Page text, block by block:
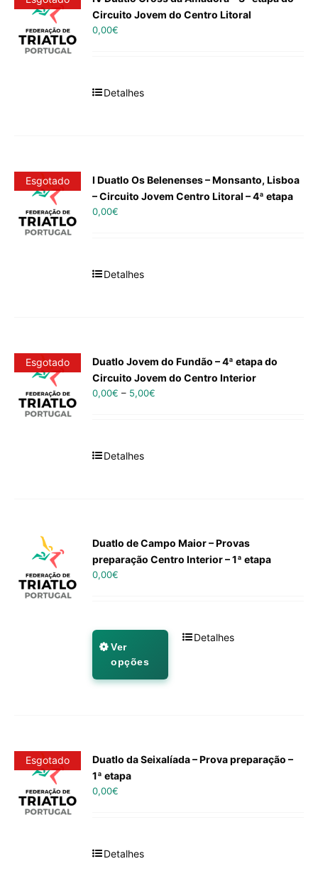
Circuito Jovem do Centro Litoral
0,00€
Detalhes
Esgotado
I Duatlo Os Belenenses – Monsanto, Lisboa
– Circuito Jovem Centro Litoral – 4ª etapa
0,00€
Detalhes
Esgotado
Duatlo Jovem do Fundão – 4ª etapa do
Circuito Jovem do Centro Interior
0,00€ – 5,00€
Detalhes
Duatlo de Campo Maior – Provas
preparação Centro Interior – 1ª etapa
0,00€
Ver
opções
Detalhes
Esgotado
Duatlo da Seixalíada – Prova preparação –
1ª etapa
0,00€
Detalhes